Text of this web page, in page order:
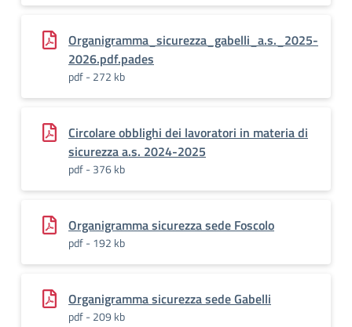
Organigramma_sicurezza_gabelli_a.s._2025-
2026.pdf.pades
pdf - 272 kb
Circolare obblighi dei lavoratori in materia di
sicurezza a.s. 2024-2025
pdf - 376 kb
Organigramma sicurezza sede Foscolo
pdf - 192 kb
Organigramma sicurezza sede Gabelli
pdf - 209 kb